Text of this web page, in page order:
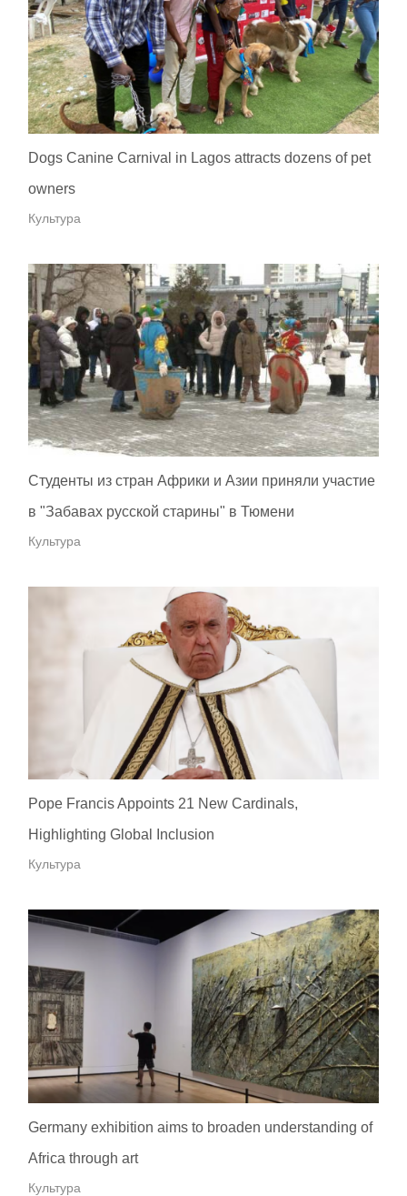
Dogs Canine Carnival in Lagos attracts dozens of pet
owners
Культура
Студенты из стран Африки и Азии приняли участие
в "Забавах русской старины" в Тюмени
Культура
Pope Francis Appoints 21 New Cardinals,
Highlighting Global Inclusion
Культура
Germany exhibition aims to broaden understanding of
Africa through art
Культура